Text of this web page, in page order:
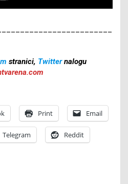
stranici, Twitternalogu
Print Email
Telegram Reddit